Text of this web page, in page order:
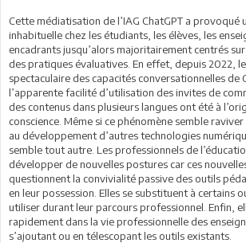
Cette médiatisation de l’IAG ChatGPT a provoqué
inhabituelle chez les étudiants, les élèves, les
encadrants jusqu’alors majoritairement centrés
des pratiques évaluatives. En effet, depuis 2022,
spectaculaire des capacités conversationnelles de
l’apparente facilité d’utilisation des invites de
des contenus dans plusieurs langues ont été à
conscience. Même si ce phénomène semble
au développement d’autres technologies
semble tout autre. Les professionnels de
développer de nouvelles postures car ces
questionnent la convivialité passive des outils
en leur possession. Elles se substituent à certains
utiliser durant leur parcours professionnel. Enfin,
rapidement dans la vie professionnelle des
s’ajoutant ou en télescopant les outils existants.